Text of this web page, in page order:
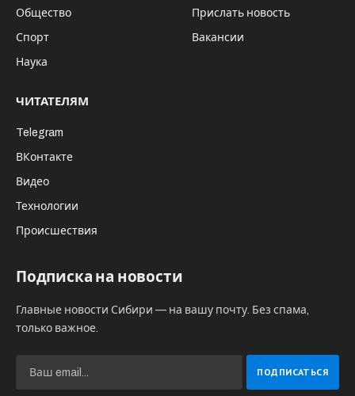
Общество
Спорт
Наука
Прислать новость
Вакансии
ЧИТАТЕЛЯМ
Telegram
ВКонтакте
Видео
Технологии
Происшествия
Подписка на новости
Главные новости Сибири — на вашу почту. Без спама,
только важное.